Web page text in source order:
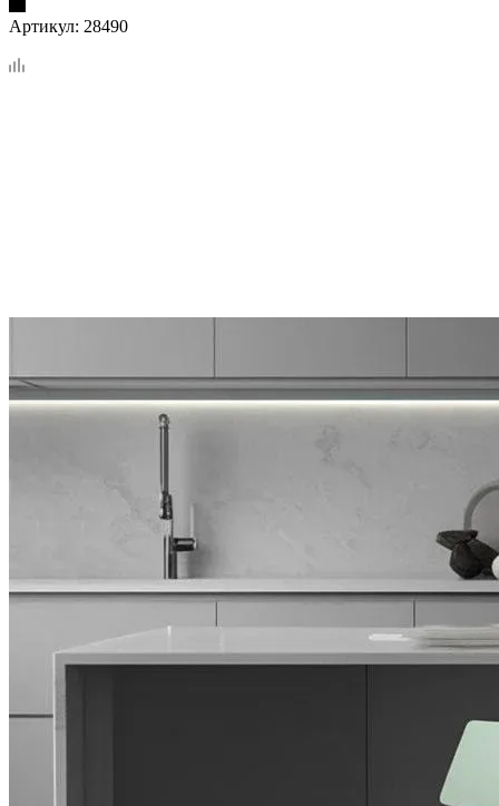
Артикул: 28490